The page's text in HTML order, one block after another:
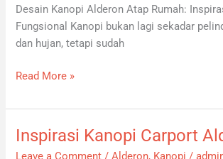
Desain Kanopi Alderon Atap Rumah:
Fungsional Kanopi bukan lagi sekadar
dan hujan, tetapi sudah
rumah
Read More »
Inspirasi Kanopi Carport
Leave a Comment /Alderon, Kanopi /
Inspirasi
Kanopi